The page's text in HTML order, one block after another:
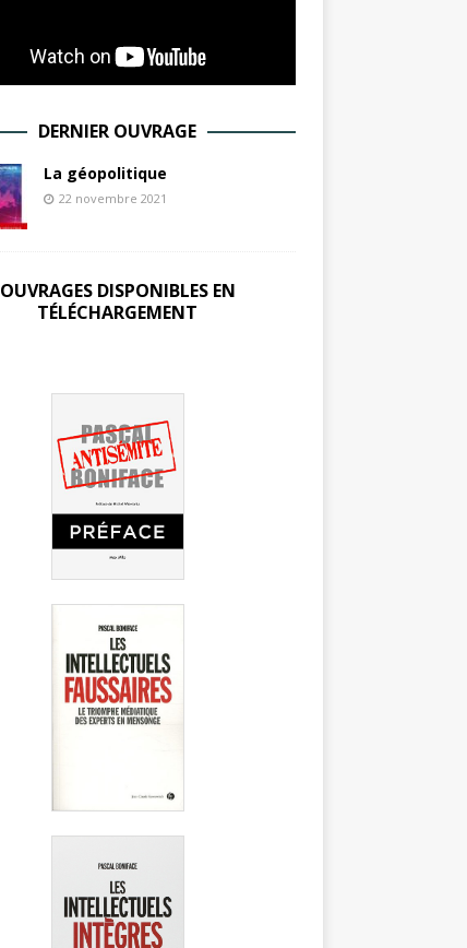
DERNIER OUVRAGE
La géopolitique
22 novembre 2021
OUVRAGES DISPONIBLES EN
TÉLÉCHARGEMENT